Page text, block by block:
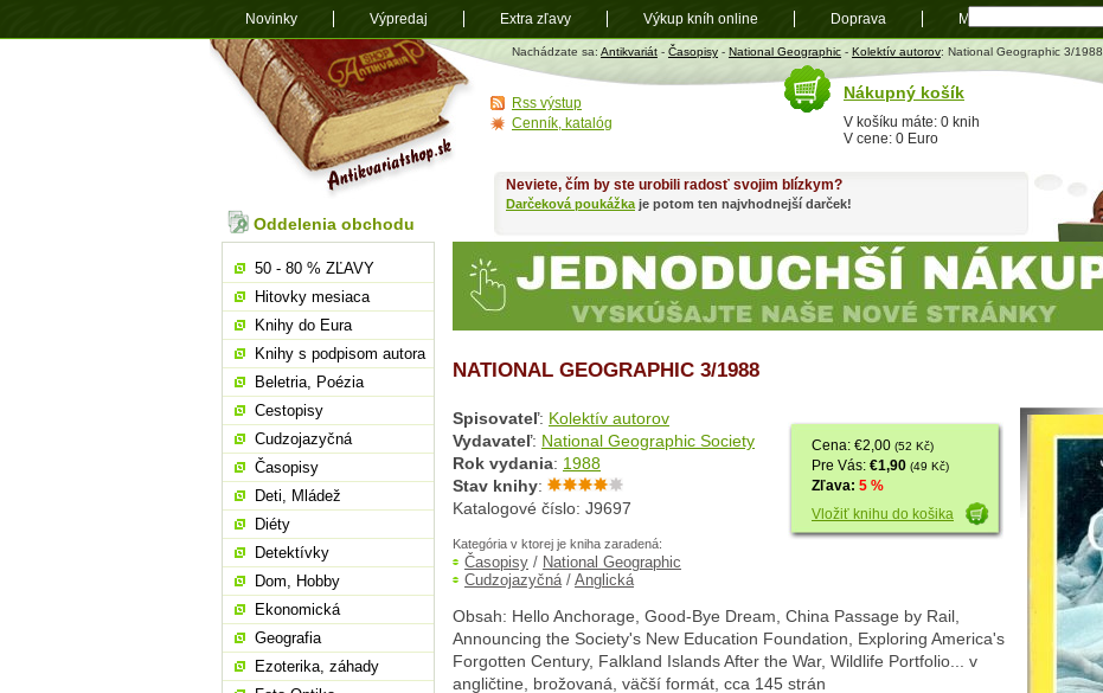
Antikvariát
shop.sk
Nachádzate sa: Antikvariát - Časopisy - National Geographic - Kolektív autorov: National Geographic 3/1988
NATIONAL GEOGRAPHIC 3/1988
Cena: €2,00 (52 Kč)
Pre Vás: €1,90 (49 Kč)
Zľava: 5 %
Vložiť knihu do košika
Spisovateľ: Kolektív autorov
Vydavateľ: National Geographic Society
Rok vydania: 1988
Stav knihy:
Katalogové číslo: J9697
Kategória v ktorej je kniha zaradená:
Časopisy / National Geographic
Cudzojazyčná/ Anglická
Obsah: Hello Anchorage, Good-Bye Dream, China Passage by Rail,
Announcing the Society's New Education Foundation, Exploring America's
Forgotten Century, Falkland Islands After the War, Wildlife Portfolio... v
angličtine, brožovaná, väčší formát, cca 145 strán
Neviete, čím by ste urobili radosť svojim blízkym?
Darčeková poukážka je potom ten najvhodnejší darček!
Oddelenia obchodu
50 - 80 % ZĽAVY
Hitovky mesiaca
Knihy do Eura
Knihy s podpisom autora
Beletria, Poézia
Cestopisy
Cudzojazyčná
Časopisy
Deti, Mládež
Diéty
Detektívky
Dom, Hobby
Ekonomická
Geografia
Ezoterika, záhady
Nákupný košík
V košíku máte: 0 knih
V cene: 0 Euro
Rss výstup
Cenník, katalóg
Novinky Výpredaj Extra zľavy Výkup kníh online Doprava Mapa